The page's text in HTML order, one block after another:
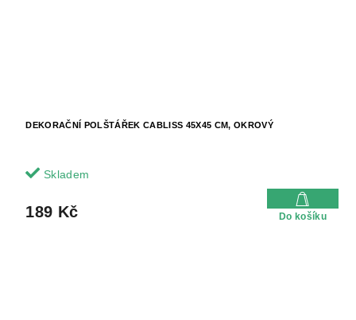
DEKORAČNÍ POLŠTÁŘEK CABLISS 45X45 CM, OKROVÝ
Skladem
189 Kč Do košíku